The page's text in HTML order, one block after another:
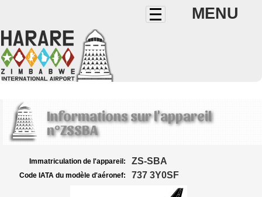
MENU
Informations sur l'appareil
n°ZSSBA
Immatriculation de l'appareil: ZS-SBA
Code IATA du modèle d'aéronef: 737 3Y0SF